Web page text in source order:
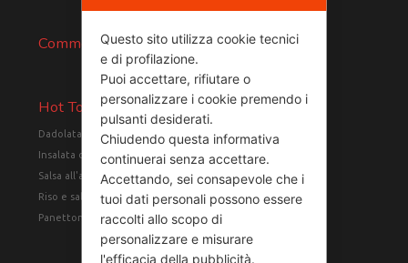
Commenti recenti
Hot Topics
Dadolata di pollo e patate con erbe aromatiche (12)
Insalata di petto di pollo e pomodori(12)
Salsa all'arancia(6)
Riso e salmone in crosta(6)
Panettone classico(5)
Questo sito utilizza cookie tecnici
e di profilazione.
Puoi accettare, rifiutare o
personalizzare i cookie premendo i
pulsanti desiderati.
Chiudendo questa informativa
continuerai senza accettare.
Accettando, sei consapevole che i
tuoi dati personali possono essere
raccolti allo scopo di
personalizzare e misurare
l'efficacia della pubblicità.